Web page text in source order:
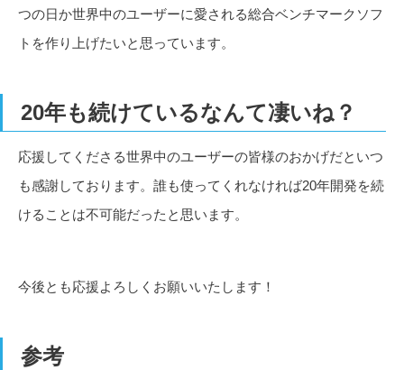
つの日か世界中のユーザーに愛される総合ベンチマークソフ
トを作り上げたいと思っています。
20年も続けているなんて凄いね？
応援してくださる世界中のユーザーの皆様のおかげだといつ
も感謝しております。誰も使ってくれなければ20年開発を続
けることは不可能だったと思います。
今後とも応援よろしくお願いいたします！
参考